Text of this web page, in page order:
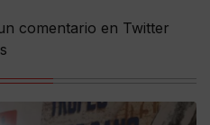
comentario en Twitter